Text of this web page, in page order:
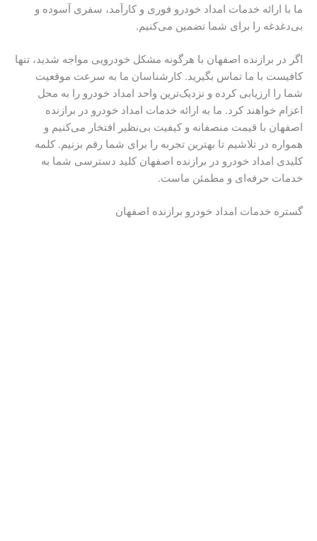
ما با ارائه خدمات امداد خودرو فوری و کارآمد، سفری آسوده و
بی‌دغدغه را برای شما تضمین می‌کنیم.
اگر در برازنده اصفهان با هرگونه مشکل خودرویی مواجه شدید، تنها
کافیست با ما تماس بگیرید. کارشناسان ما به سرعت موقعیت
شما را ارزیابی کرده و نزدیک‌ترین واحد امداد خودرو را به محل
اعزام خواهند کرد. ما به ارائه خدمات امداد خودرو در برازنده
اصفهان با قیمت منصفانه و کیفیت بی‌نظیر افتخار می‌کنیم و
همواره در تلاشیم تا بهترین تجربه را برای شما رقم بزنیم. کلمه
کلیدی امداد خودرو در برازنده اصفهان کلید دسترسی شما به
خدمات حرفه‌ای و مطمئن ماست.
گستره خدمات امداد خودرو برازنده اصفهان